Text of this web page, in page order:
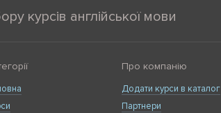
курсів англійської мови
Про компанію
Додати курси в каталог
Партнери